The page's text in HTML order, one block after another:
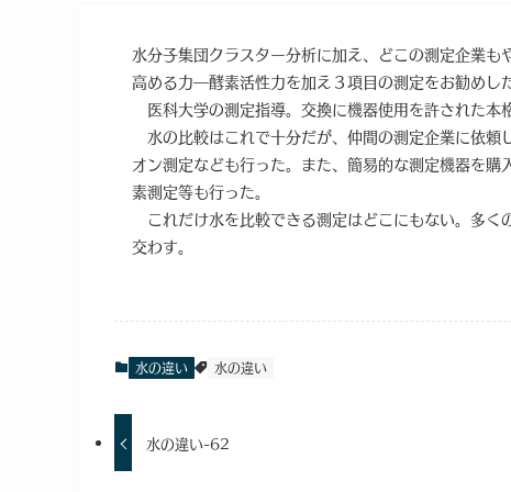
水分子集団クラスター分析に加え、どこの測定企業
高める力―酵素活性力を加え３項目の測定をお勧めした
医科大学の測定指導。交換に機器使用を許された本
水の比較はこれで十分だが、仲間の測定企業に依頼
オン測定なども行った。また、簡易的な測定機器を
素測定等も行った。
これだけ水を比較できる測定はどこにもない。多く
交わす。
水の違い 水の違い
水の違い-62